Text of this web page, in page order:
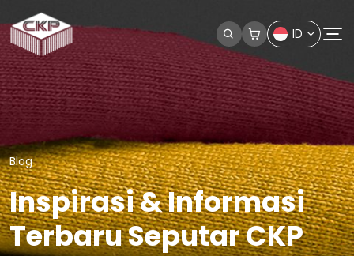
ID
Blog
Inspirasi & Informasi
Terbaru Seputar CKP